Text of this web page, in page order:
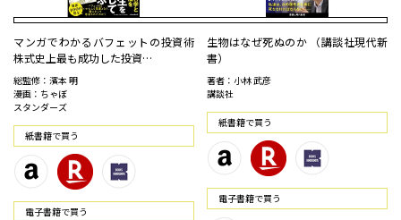
マンガでわかるバフェットの投資術
株式史上最も成功した投資…
総監修：濱本 明
漫画：ちゃぼ
スタンダーズ
紙書籍で買う
電⼦書籍で買う
生物はなぜ死ぬのか （講談社現代新
書）
著者：小林 武彦
講談社
紙書籍で買う
電⼦書籍で買う